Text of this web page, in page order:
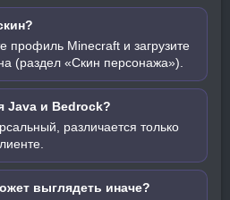
профиль Minecraft и загрузите
(раздел «Скин персонажа»).
Java и Bedrock?
различается только
выглядеть иначе?